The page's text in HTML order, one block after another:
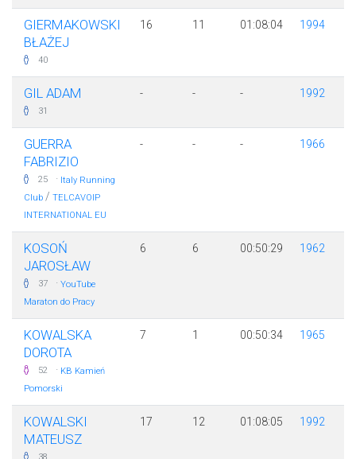
GIERMAKOWSKI
BŁAŻEJ
40
16 11 01:08:04 1994
GIL ADAM
31
- - - 1992
GUERRA
FABRIZIO
25 · Italy Running
Club / TELCAVOIP
INTERNATIONAL EU
- - - 1966
KOSOŃ
JAROSŁAW
37 · YouTube
Maraton do Pracy
6 6 00:50:29 1962
KOWALSKA
DOROTA
52 · KB Kamień
Pomorski
7 1 00:50:34 1965
KOWALSKI
MATEUSZ
17 12 01:08:05 1992